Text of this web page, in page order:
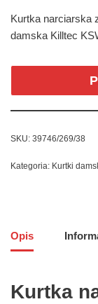
Kurtka narciarska
damska Killtec
SKU: 39746/269/38
Kategoria: Kurtki
Opis
Kurtka